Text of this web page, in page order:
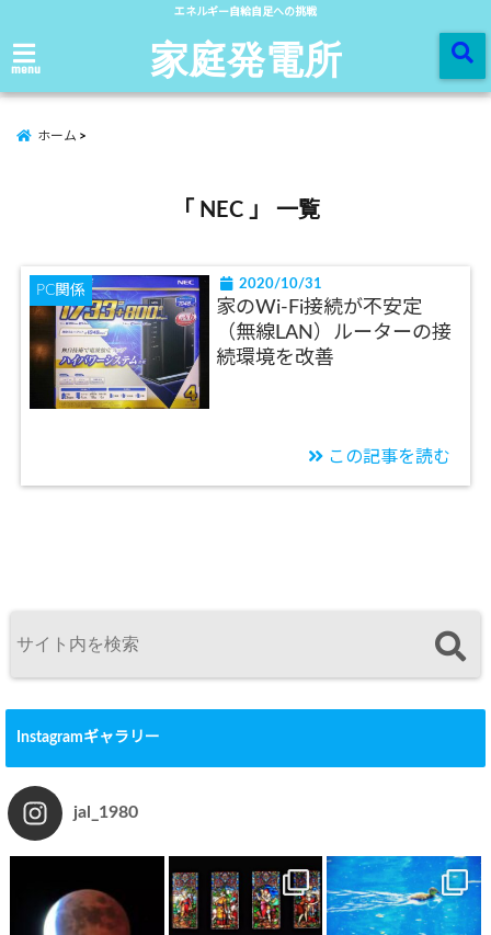
エネルギー自給自足への挑戦
menu 家庭発電所
ホーム
「 NEC 」 一覧
PC関係 2020/10/31
家のWi-Fi接続が不安定
（無線LAN）ルーターの接
続環境を改善
この記事を読む
Instagramギャラリー
jal_1980